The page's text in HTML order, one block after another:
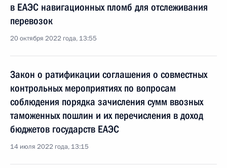
в ЕАЭС навигационных пломб для отслеживания
перевозок
20 октября 2022 года, 13:55
Закон о ратификации соглашения о совместных
контрольных мероприятиях по вопросам
соблюдения порядка зачисления сумм ввозных
таможенных пошлин и их перечисления в доход
бюджетов государств ЕАЭС
14 июля 2022 года, 13:15